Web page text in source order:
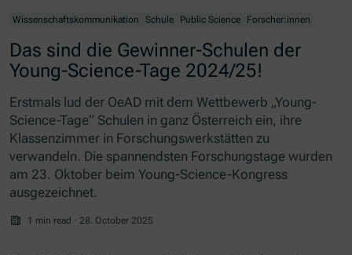
Wissenschaftskommunikation Schule Public Science Forscher:innen
Das sind die Gewinner-Schulen der
Young-Science-Tage 2024/25!
Erstmals lud der OeAD mit dem Wettbewerb „Young-
Science-Tage“ Schulen in ganz Österreich ein, ihre
Klassenzimmer in Forschungswerkstätten zu
verwandeln. Die spannendsten Forschungstage wurden
am 23. Oktober beimYoung-Science-Kongress
ausgezeichnet.
1 min read · 28. October 2025